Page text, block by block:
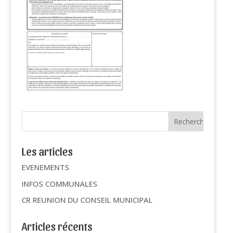
Les articles
EVENEMENTS
INFOS COMMUNALES
CR REUNION DU CONSEIL MUNICIPAL
Articles récents